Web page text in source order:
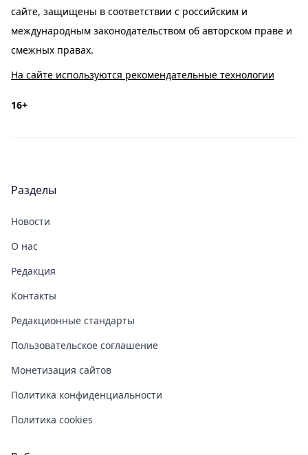
сайте, защищены в соответствии с российским и
международным законодательством об авторском праве и
смежных правах.
На сайте используются рекомендательные технологии
16+
Разделы
Новости
О нас
Редакция
Контакты
Редакционные стандарты
Пользовательское соглашение
Монетизация сайтов
Политика конфиденциальности
Политика cookies